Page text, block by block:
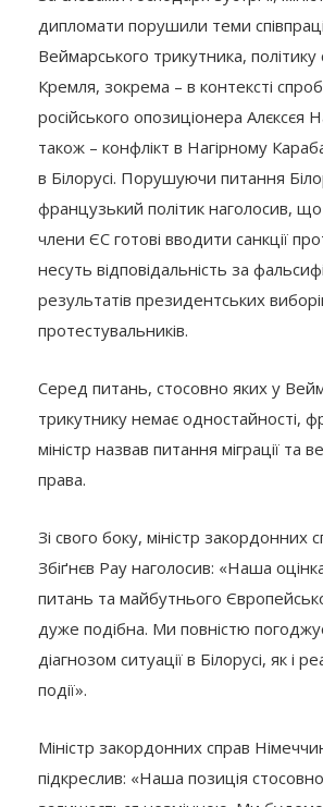
дипломати порушили теми
Веймарського трикутника, політику
Кремля, зокрема – в контексті
російського опозиціонера Алєксєя
також – конфлікт в Нагірному
в Білорусі. Порушуючи питання
французький політик наголосив, що
члени ЄС готові вводити санкції
несуть відповідальність за
результатів президентських
протестувальників.
Серед питань, стосовно яких у
трикутнику немає одностайності,
міністр назвав питання міграції та
права.
Зі свого боку, міністр закордонних
Збіґнєв Рау наголосив: «Наша
питань та майбутнього
дуже подібна. Ми повністю
діагнозом ситуації в Білорусі, як і
події».
Міністр закордонних справ
підкреслив: «Наша позиція стосовно